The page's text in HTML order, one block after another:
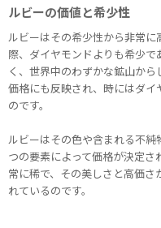
ルビーの価値と希少性
ルビーはその希少性から非常
際、ダイヤモンドよりも希少
く、世界中のわずかな鉱山か
価格にも反映され、時にはダ
のです。
ルビーはその色や含まれる不
つの要素によって価格が決定さ
常に稀で、その美しさと高価さ
れているのです。